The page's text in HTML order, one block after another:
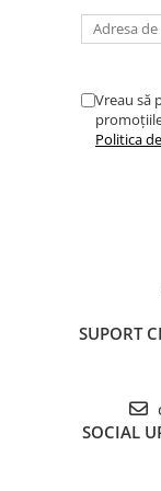
Vreau să
promoțiile
Politica
SUPORT
SOCIAL